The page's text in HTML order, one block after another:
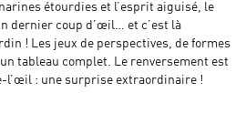
étourdies et l’esprit aiguisé, le
dernier coup d’œil… et c’est là
! Les jeux de perspectives, de formes
tableau complet. Le renversement est
l’œil : une surprise extraordinaire !